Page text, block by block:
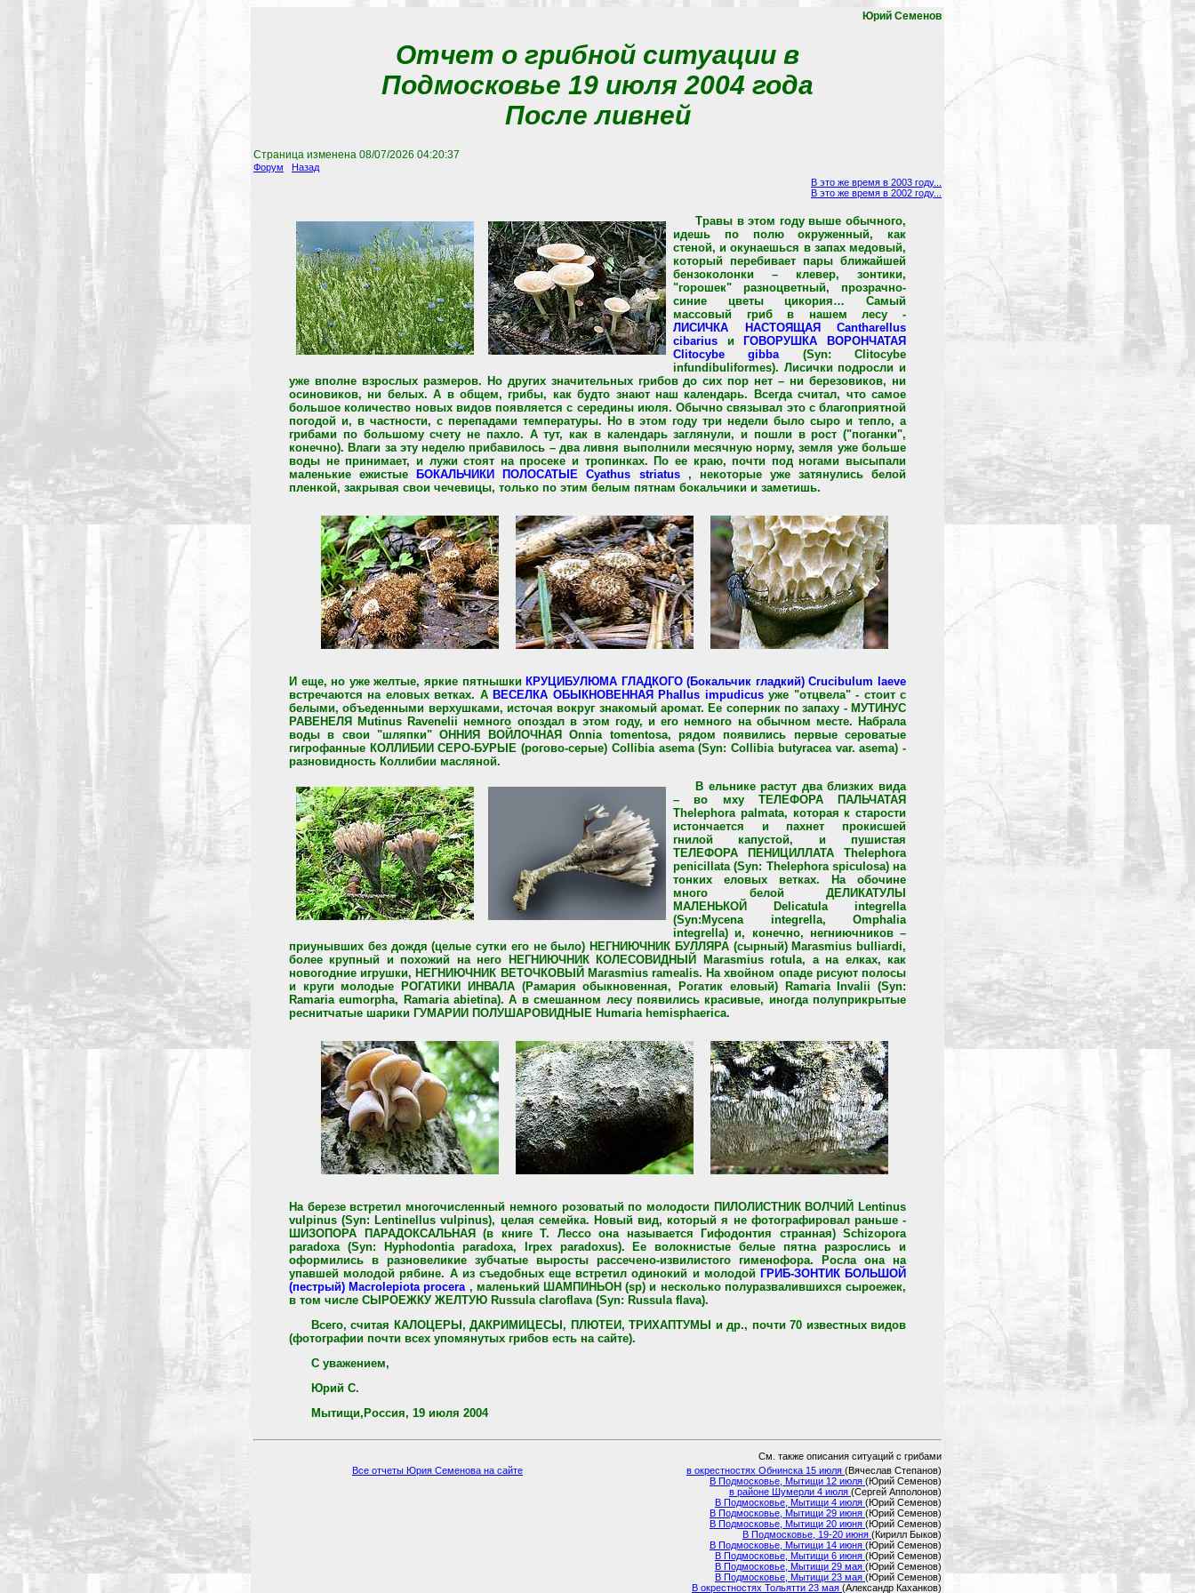
Юрий Семенов
Отчет о грибной ситуации в
Подмосковье 19 июля 2004 года
После ливней
Страница изменена 08/07/2026 04:20:37
Форум
Назад
В это же время в 2003 году...
В это же время в 2002 году...
Травы в этом году выше обычного,
идешь по полю окруженный, как
стеной, и окунаешься в запах медовый,
который перебивает пары ближайшей
бензоколонки – клевер, зонтики,
"горошек" разноцветный, прозрачно-
синие цветы цикория… Самый
массовый гриб в нашем лесу -
ЛИСИЧКА НАСТОЯЩАЯ Cantharellus
cibarius и
ГОВОРУШКА ВОРОНЧАТАЯ
Clitocybe gibba(Syn: Clitocybe
infundibuliformes). Лисички подросли и
уже вполне взрослых размеров. Но других значительных грибов до сих пор нет – ни березовиков, ни
осиновиков, ни белых. А в общем, грибы, как будто знают наш календарь. Всегда считал, что самое
большое количество новых видов появляется с середины июля. Обычно связывал это с благоприятной
погодой и, в частности, с перепадами температуры. Но в этом году три недели было сыро и тепло, а
грибами по большому счету не пахло. А тут, как в календарь заглянули, и пошли в рост ("поганки",
конечно). Влаги за эту неделю прибавилось – два ливня выполнили месячную норму, земля уже больше
воды не принимает, и лужи стоят на просеке и тропинках. По ее краю, почти под ногами высыпали
маленькие ежистые
БОКАЛЬЧИКИ ПОЛОСАТЫЕ Cyathus striatus, некоторые уже затянулись белой
пленкой, закрывая свои чечевицы, только по этим белым пятнам бокальчики и заметишь.
И еще, но уже желтые, яркие пятнышки КРУЦИБУЛЮМА ГЛАДКОГО (Бокальчик гладкий) Crucibulum laeve
встречаются на еловых ветках. А ВЕСЕЛКА ОБЫКНОВЕННАЯ Phallus impudicusуже "отцвела" - стоит с
белыми, объеденными верхушками, источая вокруг знакомый аромат. Ее соперник по запаху - МУТИНУС
РАВЕНЕЛЯ Mutinus Ravenelii немного опоздал в этом году, и его немного на обычном месте. Набрала
воды в свои "шляпки" ОННИЯ ВОЙЛОЧНАЯ Onnia tomentosa, рядом появились первые сероватые
гигрофанные КОЛЛИБИИ СЕРО-БУРЫЕ (рогово-серые) Collibia asema (Syn: Collibia butyracea var. asema) -
разновидность Коллибии масляной.
В ельнике растут два близких вида
– во мху ТЕЛЕФОРА ПАЛЬЧАТАЯ
Thelephora palmata, которая к старости
истончается и пахнет прокисшей
гнилой капустой, и пушистая
ТЕЛЕФОРА ПЕНИЦИЛЛАТА Thelephora
penicillata (Syn: Thelephora spiculosa) на
тонких еловых ветках. На обочине
много белой ДЕЛИКАТУЛЫ
МАЛЕНЬКОЙ Delicatula integrella
(Syn:Mycena integrella, Omphalia
integrella) и, конечно, негниючников –
приунывших без дождя (целые сутки его не было) НЕГНИЮЧНИК БУЛЛЯРА (сырный) Marasmius bulliardi,
более крупный и похожий на него НЕГНИЮЧНИК КОЛЕСОВИДНЫЙ Marasmius rotula, а на елках, как
новогодние игрушки, НЕГНИЮЧНИК ВЕТОЧКОВЫЙ Marasmius ramealis. На хвойном опаде рисуют полосы
и круги молодые РОГАТИКИ ИНВАЛА (Рамария обыкновенная, Рогатик еловый) Ramaria Invalii (Syn:
Ramaria eumorpha, Ramaria abietina). А в смешанном лесу появились красивые, иногда полуприкрытые
реснитчатые шарики ГУМАРИИ ПОЛУШАРОВИДНЫЕ Humaria hemisphaerica.
На березе встретил многочисленный немного розоватый по молодости ПИЛОЛИСТНИК ВОЛЧИЙ Lentinus
vulpinus (Syn: Lentinellus vulpinus), целая семейка. Новый вид, который я не фотографировал раньше -
ШИЗОПОРА ПАРАДОКСАЛЬНАЯ (в книге Т. Лессо она называется Гифодонтия странная) Schizopora
paradoxa (Syn: Hyphodontia paradoxa, Irpex paradoxus). Ее волокнистые белые пятна разрослись и
оформились в разновеликие зубчатые выросты рассечено-извилистого гименофора. Росла она на
упавшей молодой рябине. А из съедобных еще встретил одинокий и молодой ГРИБ-ЗОНТИК БОЛЬШОЙ
(пестрый) Macrolepiota procera, маленький ШАМПИНЬОН (sp) и несколько полуразвалившихся сыроежек,
в том числе СЫРОЕЖКУ ЖЕЛТУЮ Russula claroflava (Syn: Russula flava).
Всего, считая КАЛОЦЕРЫ, ДАКРИМИЦЕСЫ, ПЛЮТЕИ, ТРИХАПТУМЫ и др., почти 70 известных видов
(фотографии почти всех упомянутых грибов есть на сайте).
С уважением,
Юрий С.
Мытищи,Россия, 19 июля 2004
См. также описания ситуаций с грибами
Все отчеты Юрия Семенова на сайте
в окрестностях Обнинска 15 июля (Вячеслав Степанов)
В Подмосковье, Мытищи 12 июля (Юрий Семенов)
в районе Шумерли 4 июля (Сергей Апполонов)
В Подмосковье, Мытищи 4 июля (Юрий Семенов)
В Подмосковье, Мытищи 29 июня (Юрий Семенов)
В Подмосковье, Мытищи 20 июня (Юрий Семенов)
В Подмосковье, 19-20 июня (Кирилл Быков)
В Подмосковье, Мытищи 14 июня (Юрий Семенов)
В Подмосковье, Мытищи 6 июня (Юрий Семенов)
В Подмосковье, Мытищи 29 мая (Юрий Семенов)
В Подмосковье, Мытищи 23 мая (Юрий Семенов)
В окрестностях Тольятти 23 мая (Александр Каханков)